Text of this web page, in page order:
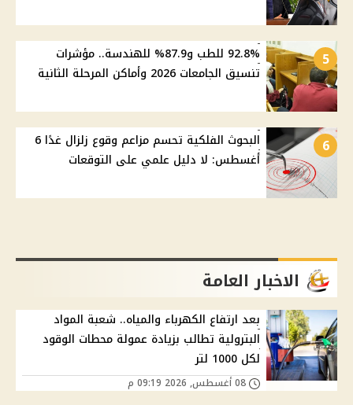
5
92.8% للطب و87.9% للهندسة.. مؤشرات
تنسيق الجامعات 2026 وأماكن المرحلة الثانية
6
البحوث الفلكية تحسم مزاعم وقوع زلزال غدًا 6
أغسطس: لا دليل علمي على التوقعات
الاخبار العامة
بعد ارتفاع الكهرباء والمياه.. شعبة المواد
البترولية تطالب بزيادة عمولة محطات الوقود
لكل 1000 لتر